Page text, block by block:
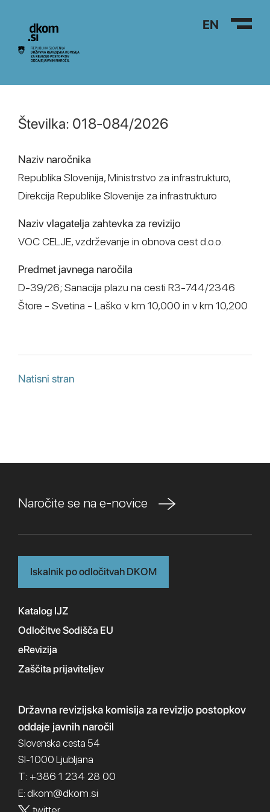
Na vsebino EN
Številka: 018-084/2026
Naziv naročnika
Republika Slovenija, Ministrstvo za infrastrukturo,
Direkcija Republike Slovenije za infrastrukturo
Naziv vlagatelja zahtevka za revizijo
VOC CELJE, vzdrževanje in obnova cest d.o.o.
Predmet javnega naročila
D-39/26; Sanacija plazu na cesti R3-744/2346
Štore - Svetina - Laško v km 10,000 in v km 10,200
Natisni stran
Naročite se na e-novice
Iskalnik po odločitvah DKOM
Katalog IJZ
Odločitve Sodišča EU
eRevizija
Zaščita prijaviteljev
Državna revizijska komisijaza revizijo postopkov
oddaje javnih naročil
Slovenska cesta 54
SI-1000 Ljubljana
T: +386 1 234 28 00
E: dkom@dkom.si